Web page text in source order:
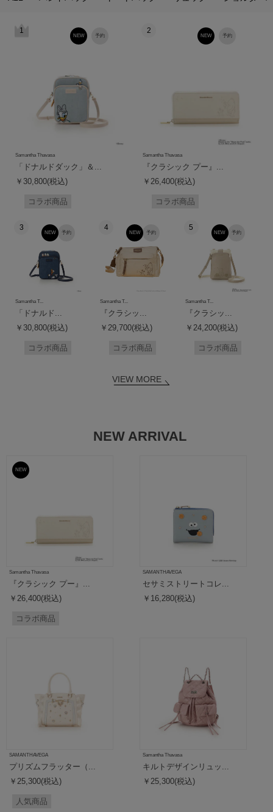
1
予約
NEW
Samantha Thavasa
「ドナルドダック」＆...
￥30,800(税込)
コラボ商品
2
予約
NEW
Samantha Thavasa
『クラシック プー』...
￥26,400(税込)
コラボ商品
3
予約
NEW
Samantha T...
「ドナルド...
￥30,800(税込)
コラボ商品
4
予約
NEW
Samantha T...
『クラシッ...
￥29,700(税込)
コラボ商品
5
予約
NEW
Samantha T...
『クラシッ...
￥24,200(税込)
コラボ商品
VIEW MORE
NEW ARRIVAL
予約
NEW
Samantha Thavasa
『クラシック プー』...
￥26,400(税込)
コラボ商品
SAMANTHAVEGA
セサミストリートコレ...
￥16,280(税込)
SAMANTHAVEGA
プリズムフラッター（...
￥25,300(税込)
人気商品
Samantha Thavasa
キルトデザインリュッ...
￥25,300(税込)